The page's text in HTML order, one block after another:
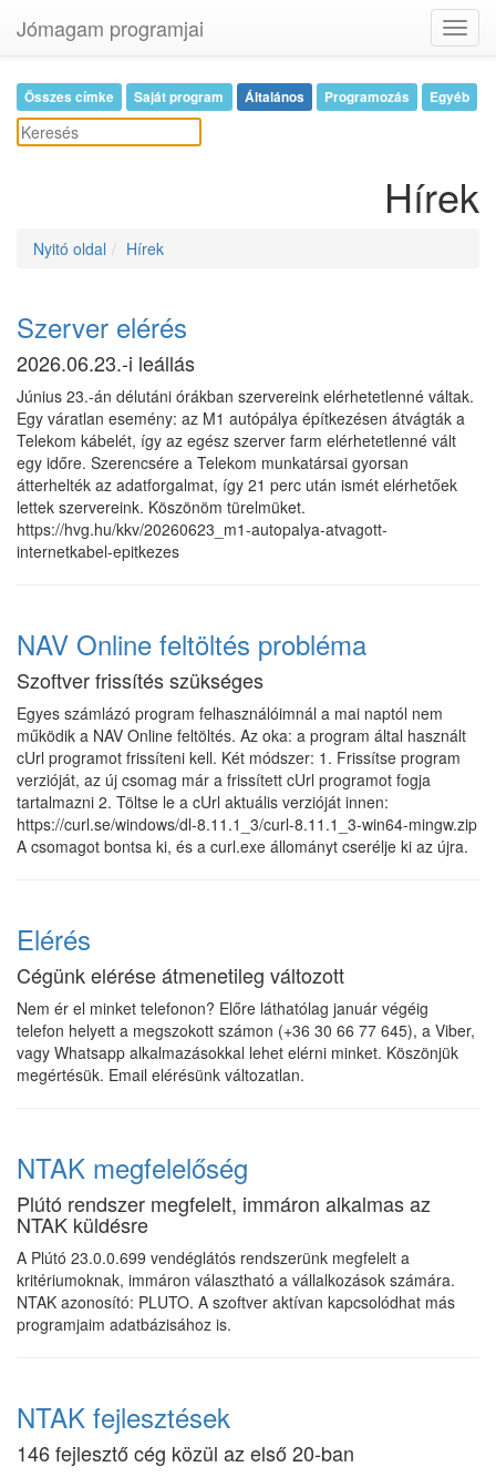
Jómagam programjai
Összes címke Saját program Általános Programozás Egyéb
Hírek
Nyitó oldal Hírek
Szerver elérés
2026.06.23.-i leállás
Június 23.-án délutáni órákban szervereink elérhetetlenné váltak.
Egy váratlan esemény: az M1 autópálya építkezésen átvágták a
Telekom kábelét, így az egész szerver farm elérhetetlenné vált
egy időre. Szerencsére a Telekom munkatársai gyorsan
átterhelték az adatforgalmat, így 21 perc után ismét elérhetőek
lettek szervereink. Köszönöm türelmüket.
https://hvg.hu/kkv/20260623_m1-autopalya-atvagott-
internetkabel-epitkezes
NAV Online feltöltés probléma
Szoftver frissítés szükséges
Egyes számlázó program felhasználóimnál a mai naptól nem
működik a NAV Online feltöltés. Az oka: a program által használt
cUrl programot frissíteni kell. Két módszer: 1. Frissítse program
verzióját, az új csomag már a frissített cUrl programot fogja
tartalmazni 2. Töltse le a cUrl aktuális verzióját innen:
https://curl.se/windows/dl-8.11.1_3/curl-8.11.1_3-win64-mingw.zip
A csomagot bontsa ki, és a curl.exe állományt cserélje ki az újra.
Elérés
Cégünk elérése átmenetileg változott
Nem ér el minket telefonon? Előre láthatólag január végéig
telefon helyett a megszokott számon (+36 30 66 77 645), a Viber,
vagy Whatsapp alkalmazásokkal lehet elérni minket. Köszönjük
megértésük. Email elérésünk változatlan.
NTAK megfelelőség
Plútó rendszer megfelelt, immáron alkalmas az
NTAK küldésre
A Plútó 23.0.0.699 vendéglátós rendszerünk megfelelt a
kritériumoknak, immáron választható a vállalkozások számára.
NTAK azonosító: PLUTO. A szoftver aktívan kapcsolódhat más
programjaim adatbázisához is.
NTAK fejlesztések
146 fejlesztő cég közül az első 20-ban